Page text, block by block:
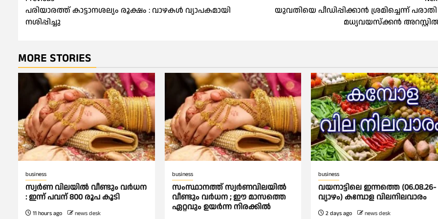
navigation
പരിയാരത്ത് കാട്ടാനശല്യം രൂക്ഷം : വാഴകൾ വ്യാപകമായി
നശിപ്പിച്ചു
യുവതിയെ പീഡിപ്പിക്കാന്‍ ശ്രമിച്ചെന്ന് പരാതി
മധ്യവയസ്ക്കൻ
MORE STORIES
business
സ്വർണ വിലയില്‍ വീണ്ടും വർധന
: ഇന്ന് പവന് 800 രൂപ കൂടി
11 hours ago news desk
business
സംസ്ഥാനത്ത് സ്വര്‍ണവിലയില്‍
വീണ്ടും വര്‍ധന ; ഈ മാസത്തെ
ഏറ്റവും ഉയര്‍ന്ന നിരക്കില്‍
business
വയനാട്ടിലെ ഇന്നത്തെ (06.08.26-
വ്യാഴം) കമ്പോള വിലനിലവാരം
2 days ago news desk